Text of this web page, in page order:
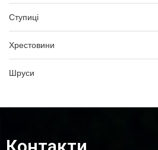
Ступиці
Хрестовини
Шруси